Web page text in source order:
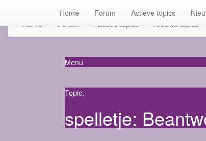
Home Forum Actieve topics Nieuwe topics
Home Forum Actieve topics
Menu
Topic:
spelletje: